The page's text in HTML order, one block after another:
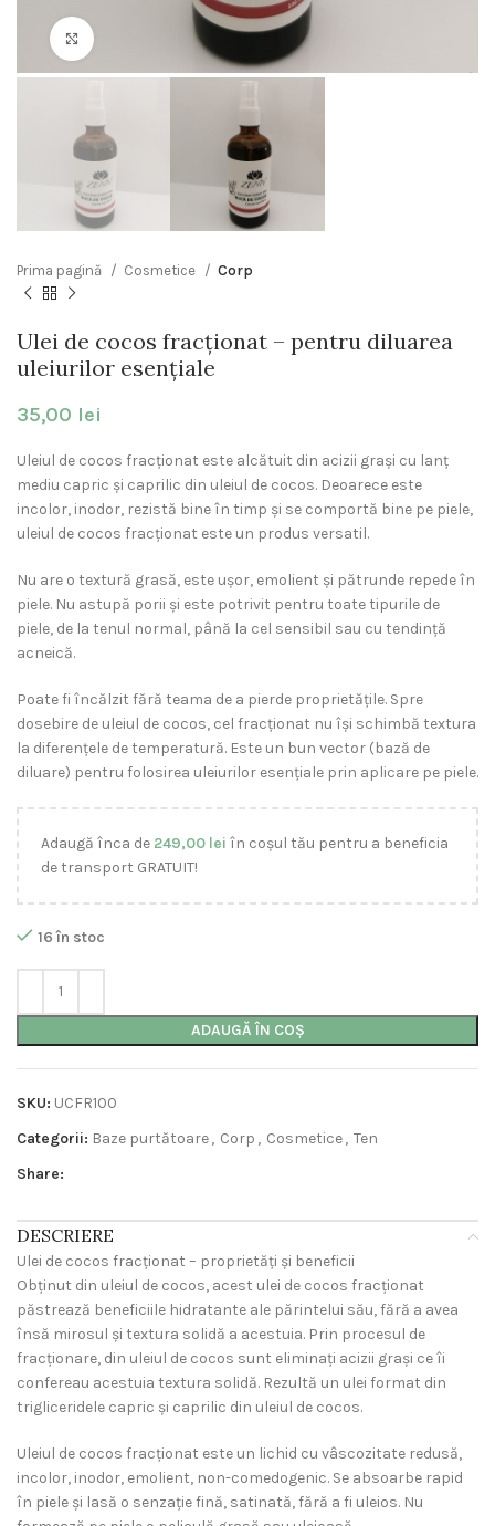
Click to enlarge
Prima pagină Cosmetice Corp
Ulei de cocos fracționat – pentru diluarea
uleiurilor esențiale
35,00 lei
Uleiul de cocos fracționat este alcătuit din acizii grași cu lanț
mediu capric și caprilic din uleiul de cocos. Deoarece este
incolor, inodor, rezistă bine în timp și se comportă bine pe piele,
uleiul de cocos fracționat este un produs versatil.
Nu are o textură grasă, este ușor, emolient și pătrunde repede în
piele. Nu astupă porii și este potrivit pentru toate tipurile de
piele, de la tenul normal, până la cel sensibil sau cu tendință
acneică.
Poate fi încălzit fără teama de a pierde proprietățile. Spre
dosebire de uleiul de cocos, cel fracționat nu își schimbă textura
la diferențele de temperatură. Este un bun vector (bază de
diluare) pentru folosirea uleiurilor esențiale prin aplicare pe piele.
Adaugă înca de 249,00 lei în coșul tău pentru a beneficia
de transport GRATUIT!
16 în stoc
ADAUGĂ ÎN COȘ
SKU: UCFR100
Categorii: Baze purtătoare, Corp , Cosmetice, Ten
Share:
DESCRIERE
Ulei de cocos fracționat – proprietăți și beneficii
Obținut din uleiul de cocos, acest ulei de cocos fracționat
păstrează beneficiile hidratante ale părintelui său, fără a avea
însă mirosul și textura solidă a acestuia. Prin procesul de
fracționare, din uleiul de cocos sunt eliminați acizii grași ce îi
confereau acestuia textura solidă. Rezultă un ulei format din
trigliceridele capric și caprilic din uleiul de cocos.
Uleiul de cocos fracționat este un lichid cu vâscozitate redusă,
incolor, inodor, emolient, non-comedogenic. Se absoarbe rapid
în piele și lasă o senzație fină, satinată, fără a fi uleios. Nu